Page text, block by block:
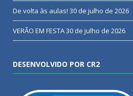
De volta às aulas! 30 de julho de 2026
VERÃO EM FESTA30 de julho de 2026
DESENVOLVIDO POR CR2